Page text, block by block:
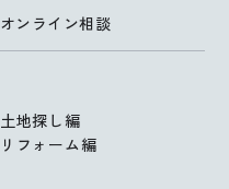
オンライン相談
土地探し編
リフォーム編